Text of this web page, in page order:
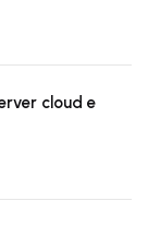
cloud e